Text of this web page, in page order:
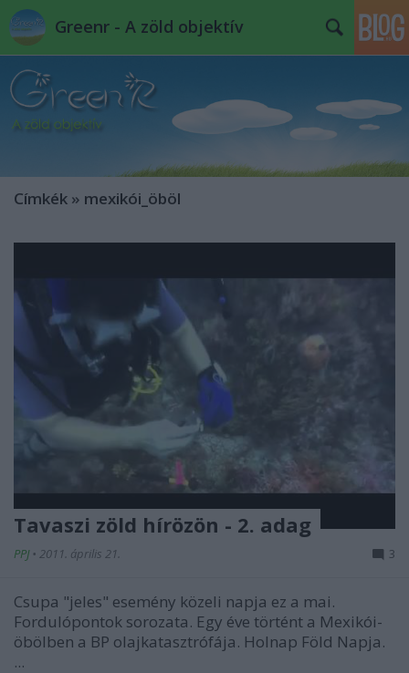
Greenr - A zöld objektív
Címkék » mexikói_öböl
Tavaszi zöld hírözön - 2. adag
PPJ • 2011. április 21. 3
Csupa "jeles" esemény közeli napja ez a mai.
Fordulópontok sorozata. Egy éve történt a Mexikói-
öbölben a BP olajkatasztrófája. Holnap Föld Napja.
...